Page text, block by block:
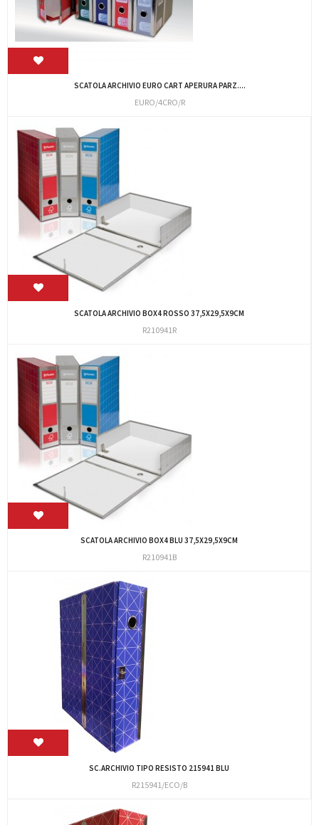
SCATOLA ARCHIVIO EURO CART APERURA PARZ....
EURO/4CRO/R
SCATOLA ARCHIVIO BOX4 ROSSO 37,5X29,5X9CM
R210941R
SCATOLA ARCHIVIO BOX4 BLU 37,5X29,5X9CM
R210941B
SC.ARCHIVIO TIPO RESISTO 215941 BLU
R215941/ECO/B